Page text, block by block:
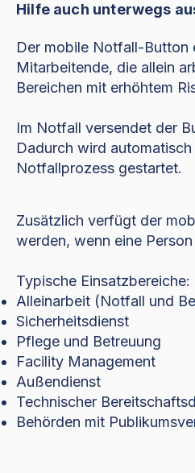
Hilfe auch unterwegs
Der mobile Notfall-Button
Mitarbeitende, die allein
Bereichen mit erhöhtem
Im Notfall versendet der
Dadurch wird
Notfallprozess gestartet.
Zusätzlich verfügt der
werden, wenn eine
Typische Einsatzbereiche:
Alleinarbeit (Notfall und
Sicherheitsdienst
Pflege und Betreuung
Facility Management
Außendienst
Technischer
Behörden mit